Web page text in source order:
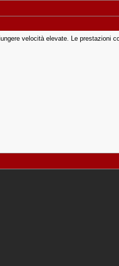
velocità elevate. Le prestazioni